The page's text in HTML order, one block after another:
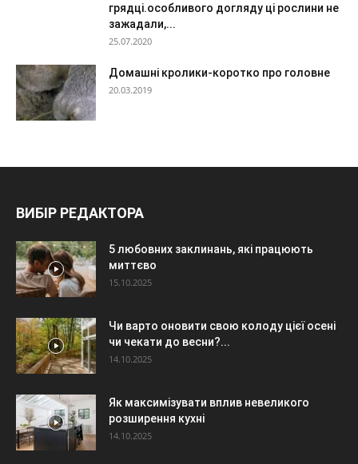
грядці.особливого догляду ці рослини не
зажадали,...
25.07.2020
Домашні кролики-коротко про головне
20.03.2019
ВИБІР РЕДАКТОРА
5 любовних заклинань, які працюють
миттєво
15.10.2025
Чи варто оновити свою колоду цієї осені
чи чекати до весни?...
14.10.2025
Як максимізувати вплив невеликого
розширення кухні
14.10.2025